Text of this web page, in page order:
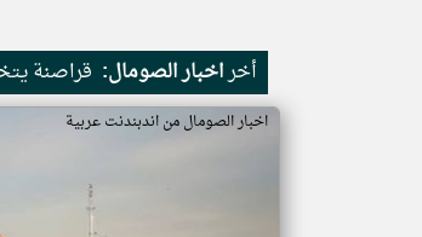
أخراخبار الصومال: قراصنة
اخبار الصومال من اندبندنت عربية